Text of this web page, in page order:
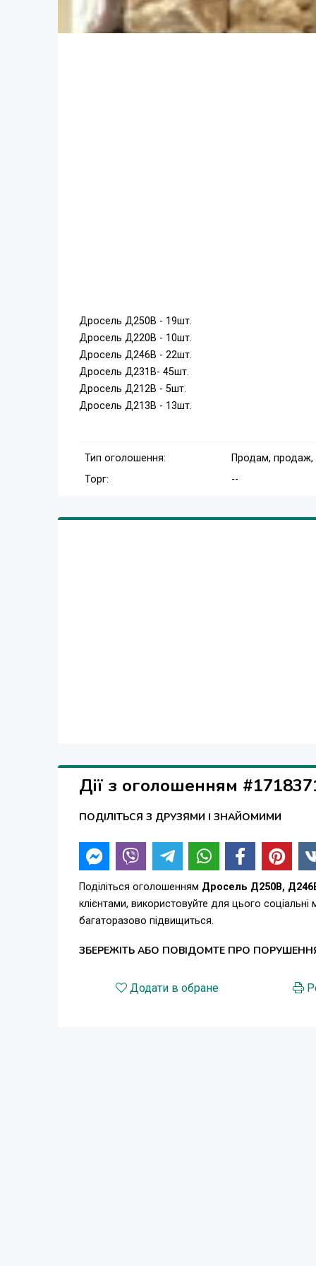
Дросель Д250В - 19шт.
Дросель Д220В - 10шт.
Дросель Д246В - 22шт.
Дросель Д231В- 45шт.
Дросель Д212В - 5шт.
Дросель Д213В - 13шт.
Тип оголошення:
Продам,
Торг:
--
Дії з оголошенням
ПОДІЛІТЬСЯ З ДРУЗЯМИ І ЗНАЙОМИМИ
Поділіться оголошенням Дросель Д250В,
клієнтами, використовуйте для цього
багаторазово підвищиться.
ЗБЕРЕЖІТЬ АБО ПОВІДОМТЕ ПРО
Додати в обране